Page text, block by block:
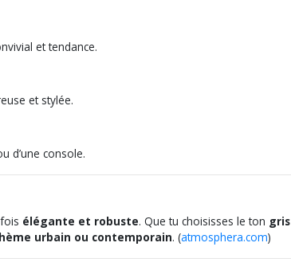
et tendance.
et stylée.
d’une console.
élégante et robuste. Que tu choisisses le ton gris
urbain ou contemporain. (atmosphera.com)